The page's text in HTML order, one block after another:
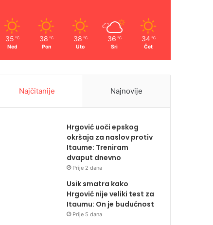
35 ℃
Ned
38 ℃
Pon
38 ℃
Uto
36 ℃
Sri
34 ℃
Čet
Najčitanije Najnovije
Hrgović uoči epskog
okršaja za naslov protiv
Itaume: Treniram
dvaput dnevno
Prije 2 dana
Usik smatra kako
Hrgović nije veliki test za
Itaumu: On je budućnost
Prije 5 dana